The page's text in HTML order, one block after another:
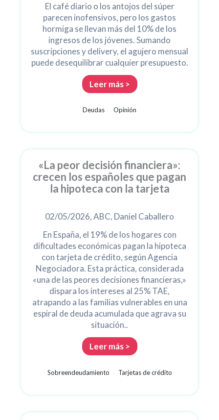
El café diario o los antojos del súper
parecen inofensivos, pero los gastos
hormiga se llevan más del 10% de los
ingresos de los jóvenes. Sumando
suscripciones y delivery, el agujero mensual
puede desequilibrar cualquier presupuesto.
Leer más >
Deudas Opinión
«La peor decisión financiera»:
crecen los españoles que pagan
la hipoteca con la tarjeta
02/05/2026, ABC, Daniel Caballero
En España, el 19% de los hogares con
dificultades económicas pagan la hipoteca
con tarjeta de crédito, según Agencia
Negociadora. Esta práctica, considerada
«una de las peores decisiones financieras,»
dispara los intereses al 25% TAE,
atrapando a las familias vulnerables en una
espiral de deuda acumulada que agrava su
situación..
Leer más >
Sobreendeudamiento Tarjetas de crédito